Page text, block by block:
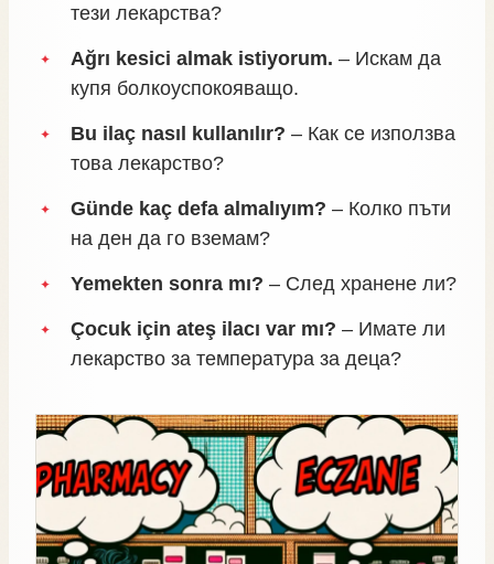
тези лекарства?
Ağrı kesici almak istiyorum. – Искам да
купя болкоуспокояващо.
Bu ilaç nasıl kullanılır? – Как се използва
това лекарство?
Günde kaç defa almalıyım? – Колко пъти
на ден да го вземам?
Yemekten sonra mı? – След хранене ли?
Çocuk için ateş ilacı var mı? – Имате ли
лекарство за температура за деца?